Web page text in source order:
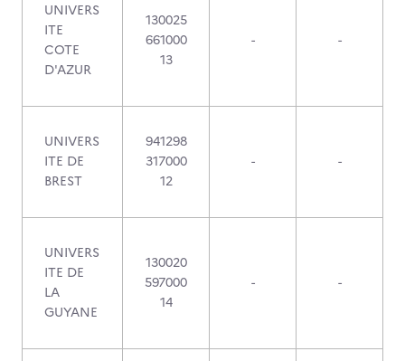
UNIVERS
ITE
COTE
D'AZUR
130025
661000
13
- -
UNIVERS
ITE DE
BREST
941298
317000
12
- -
UNIVERS
ITE DE
LA
GUYANE
130020
597000
14
- -